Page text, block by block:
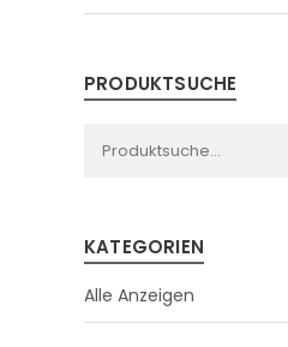
PRODUKTSUCHE
KATEGORIEN
Alle Anzeigen